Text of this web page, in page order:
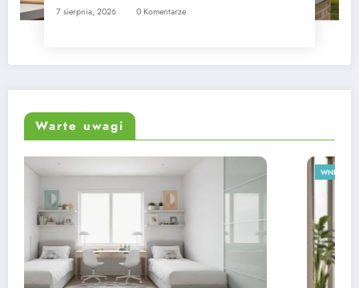
7 sierpnia, 2026 0 Komentarze
Warte uwagi
WNĘTRZA